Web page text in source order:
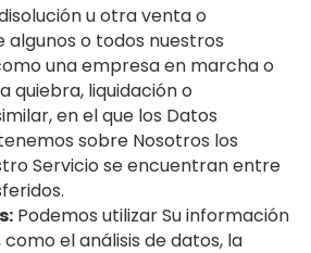
u otra venta o
o todos nuestros
una empresa en marcha o
quiebra, liquidación o
en el que los Datos
sobre Nosotros los
Servicio se encuentran entre
Podemos utilizar Su información
el análisis de datos, la